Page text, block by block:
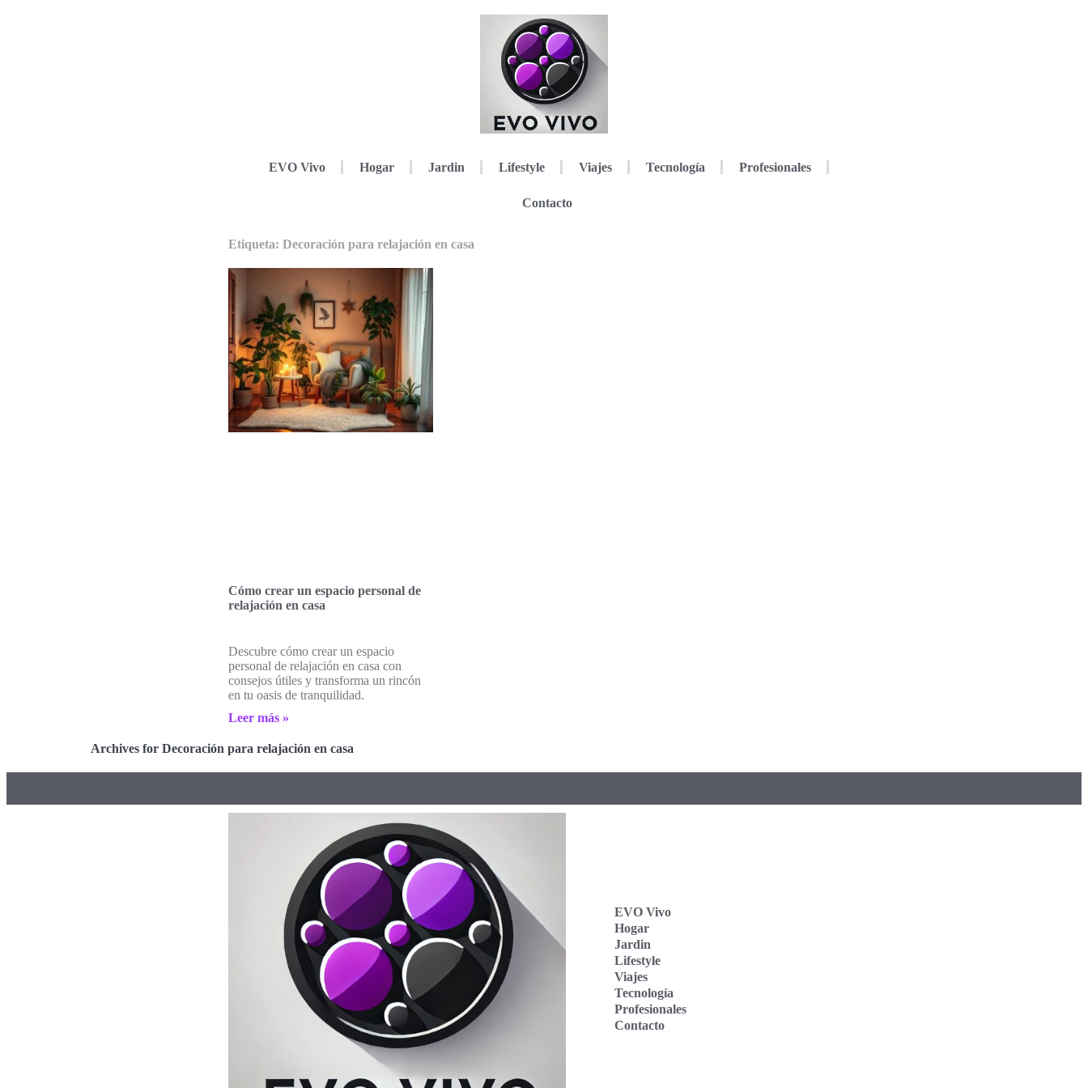
EVO Vivo Hogar Jardin Lifestyle Viajes Tecnología Profesionales
Contacto
Etiqueta: Decoración para relajación en casa
Cómo crear un espacio personal de
relajación en casa
Descubre cómo crear un espacio
personal de relajación en casa con
consejos útiles y transforma un rincón
en tu oasis de tranquilidad.
Leer más »
Archives for Decoración para relajación en casa
EVO Vivo
Hogar
Jardin
Lifestyle
Viajes
Tecnología
Profesionales
Contacto